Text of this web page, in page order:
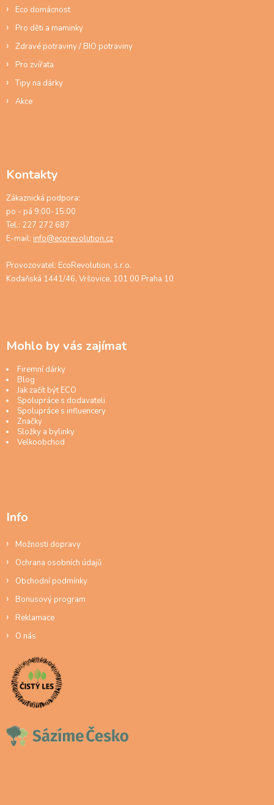
Eco domácnost
Pro děti a maminky
Zdravé potraviny / BIO potraviny
Pro zvířata
Tipy na dárky
Akce
Kontakty
Zákaznická podpora:
po - pá 9:00-15:00
Tel.: 227 272 687
E-mail: info@ecorevolution.cz
Provozovatel: EcoRevolution, s.r.o.
Kodaňská 1441/46, Vršovice, 101 00 Praha 10
Mohlo by vás zajímat
Firemní dárky
Blog
Jak začít být ECO
Spolupráce s dodavateli
Spolupráce s influencery
Značky
Složky a bylinky
Velkoobchod
Info
Možnosti dopravy
Ochrana osobních údajů
Obchodní podmínky
Bonusový program
Reklamace
O nás